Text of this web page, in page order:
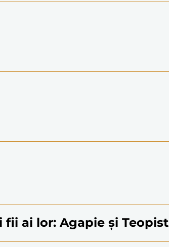
fii ai lor: Agapie și Teopist